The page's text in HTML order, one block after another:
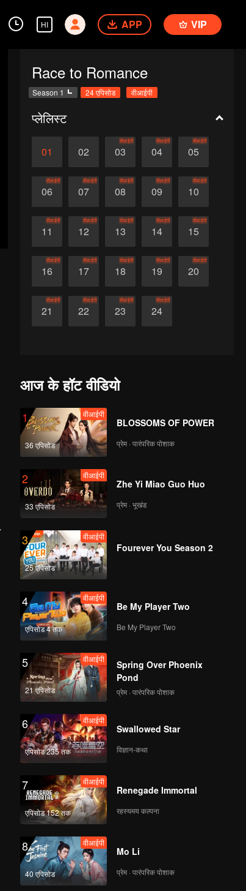
HI APP VIP
Race to Romance
Season 1 24 एपिसोड वीआईपी
प्लेलिस्ट
01 02 03
वीआईपी
04
वीआईपी
05
वीआईपी
06
वीआईपी
07
वीआईपी
08
वीआईपी
09
वीआईपी
10
वीआईपी
11
वीआईपी
12
वीआईपी
13
वीआईपी
14
वीआईपी
15
वीआईपी
16
वीआईपी
17
वीआईपी
18
वीआईपी
19
वीआईपी
20
वीआईपी
21
वीआईपी
22
वीआईपी
23
वीआईपी
24
वीआईपी
आज के हॉट वीडियो
1
36 एपिसोड
वीआईपी
BLOSSOMS OF POWER
प्रेम · पारंपरिक पोशाक
2
33 एपिसोड
वीआईपी
Zhe Yi Miao Guo Huo
प्रेम · भूखंड
3
25 एपिसोड
वीआईपी
Fourever You Season 2
4
एपिसोड 4 तक
वीआईपी
Be My Player Two
Be My Player Two
5
21 एपिसोड
वीआईपी
Spring Over Phoenix
Pond
प्रेम · पारंपरिक पोशाक
6
एपिसोड 235 तक
वीआईपी
Swallowed Star
विज्ञान-कथा
7
एपिसोड 152 तक
वीआईपी
Renegade Immortal
रहस्यमय कल्पना
8
40 एपिसोड
वीआईपी
Mo Li
प्रेम · पारंपरिक पोशाक